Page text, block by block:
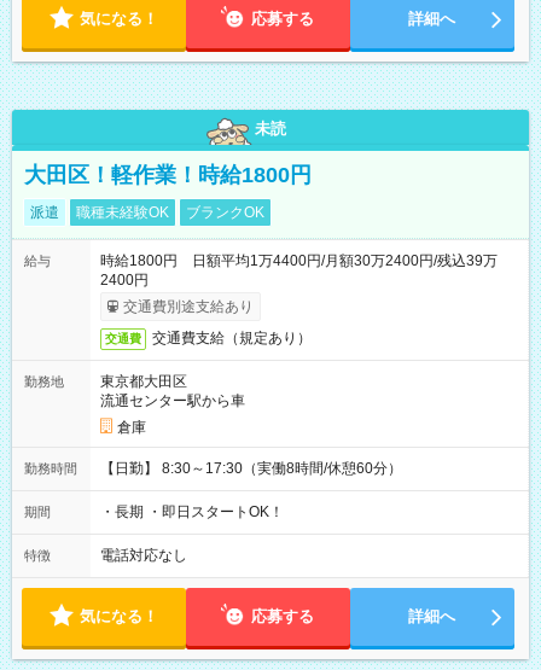
気になる！ 応募する 詳細へ
未読
大田区！軽作業！時給1800円
派遣 職種未経験OK ブランクOK
給与
時給1800円 日額平均1万4400円/月額30万2400円/残込39万
2400円
交通費別途支給あり
交通費 交通費支給（規定あり）
勤務地
東京都大田区
流通センター駅から車
倉庫
勤務時間 【日勤】 8:30～17:30（実働8時間/休憩60分）
期間 ・長期 ・即日スタートOK！
特徴 電話対応なし
気になる！ 応募する 詳細へ